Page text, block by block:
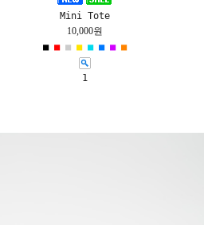
Mini Tote
10,000원
■ ■ ■ ■ ■ ■ ■ ■
1